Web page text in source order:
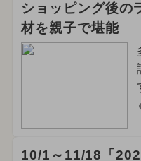
ショッピング後の
材を親子で堪能
10/1～11/18「